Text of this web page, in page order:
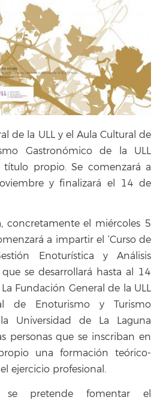
de la ULL y el Aula Cultural de
Gastronómico de la ULL
título propio. Se comenzará a
y finalizará el 14 de
concretamente el miércoles 5
a impartir el ‘Curso de
Enoturística y Análisis
que se desarrollará hasta al 14
Fundación General de la ULL
de Enoturismo y Turismo
Universidad de La Laguna
personas que se inscriban en
una formación teórico-
ejercicio profesional.
pretende fomentar el